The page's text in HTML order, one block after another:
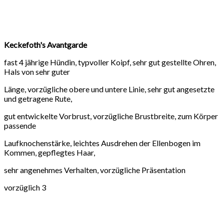
Keckefoth's Avantgarde
fast 4 jährige Hündin, typvoller Koipf, sehr gut gestellte Ohren,
Hals von sehr guter
Länge, vorzügliche obere und untere Linie, sehr gut angesetzte
und getragene Rute,
gut entwickelte Vorbrust, vorzügliche Brustbreite, zum Körper
passende
Laufknochenstärke, leichtes Ausdrehen der Ellenbogen im
Kommen, gepflegtes Haar,
sehr angenehmes Verhalten, vorzügliche Präsentation
vorzüglich 3